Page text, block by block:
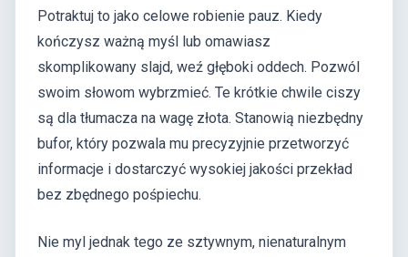
Potraktuj to jako celowe robienie pauz. Kiedy
kończysz ważną myśl lub omawiasz
skomplikowany slajd, weź głęboki oddech. Pozwól
swoim słowom wybrzmieć. Te krótkie chwile ciszy
są dla tłumacza na wagę złota. Stanowią niezbędny
bufor, który pozwala mu precyzyjnie przetworzyć
informacje i dostarczyć wysokiej jakości przekład
bez zbędnego pośpiechu.
Nie myl jednak tego ze sztywnym, nienaturalnym